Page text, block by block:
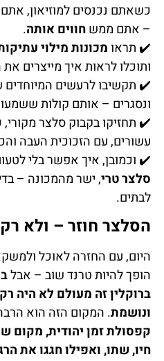
כשאתם נכנסים למוזיאון,
– אתם ממשחווים אותה.
✔️ תראומכונות מילוי
ותוכלו לראות איך מייצרים
✔️ תקשיבו לרעשים
ונסגרים – אותם קולות
✔️ תחזיקו בקבוק סלצר
עשורים, עם הזכוכית העבה
✔️ וכמובן, איך אפשר בלי
סלצר טרי, ישר מהמכונה –
לבתים.
הסלצר חוזר – ולא רק
היום, עם החזרה לאוכל
הופך להיות טרנד שוב – אבל
ברוקלין זה מעולם לא היה
ונושמת. המקום הזה הוא
קפסולת זמן יהודית, מקום
חיו, שתו, ואפילו חגגו את